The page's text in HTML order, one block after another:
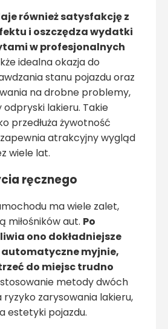
również satysfakcję z
i oszczędza wydatki
w profesjonalnych
idealna okazja do
stanu pojazdu oraz
na drobne problemy,
lakieru. Takie
przedłuża żywotność
atrakcyjny wygląd
wiele lat.
ręcznego
ma wiele zalet,
miłośników aut. Po
ono dokładniejsze
automatyczne myjnie,
do miejsc trudno
metody dwóch
ryzyko zarysowania lakieru,
estetyki pojazdu.